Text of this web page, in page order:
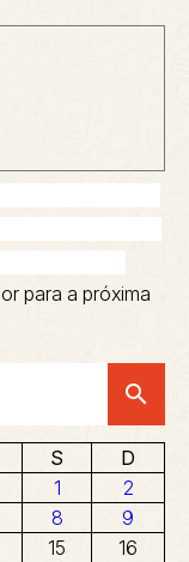
para a próxima
search
S
D
1
2
8
9
15
16